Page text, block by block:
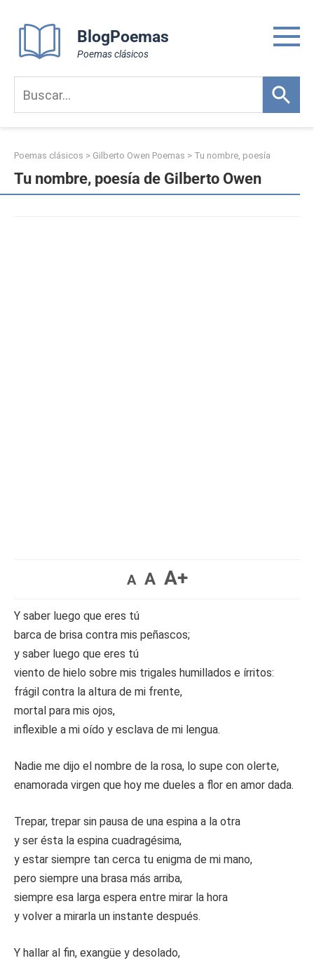
content
BlogPoemas
Poemas clásicos
Poemas clásicos > Gilberto Owen Poemas > Tu nombre, poesía
Tu nombre, poesía de Gilberto Owen
A A A+
Y saber luego que eres tú
barca de brisa contra mis peñascos;
y saber luego que eres tú
viento de hielo sobre mis trigales humillados e írritos:
frágil contra la altura de mi frente,
mortal para mis ojos,
inflexible a mi oído y esclava de mi lengua.
Nadie me dijo el nombre de la rosa, lo supe con olerte,
enamorada virgen que hoy me dueles a flor en amor dada.
Trepar, trepar sin pausa de una espina a la otra
y ser ésta la espina cuadragésima,
y estar siempre tan cerca tu enigma de mi mano,
pero siempre una brasa más arriba,
siempre esa larga espera entre mirar la hora
y volver a mirarla un instante después.
Y hallar al fin, exangüe y desolado,